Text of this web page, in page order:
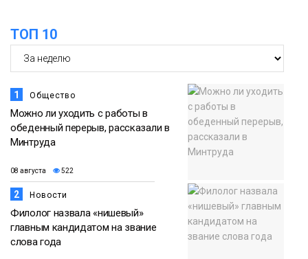
07 августа
Новости
ТОП 10
1 Общество
Можно ли уходить с работы в
обеденный перерыв, рассказали в
Минтруда
08 августа 522
2 Новости
Филолог назвала «нишевый»
главным кандидатом на звание
слова года